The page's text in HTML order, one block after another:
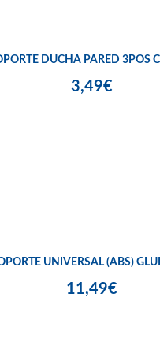
DUCHA PARED 3POS
3,49€
UNIVERSAL (ABS)
11,49€